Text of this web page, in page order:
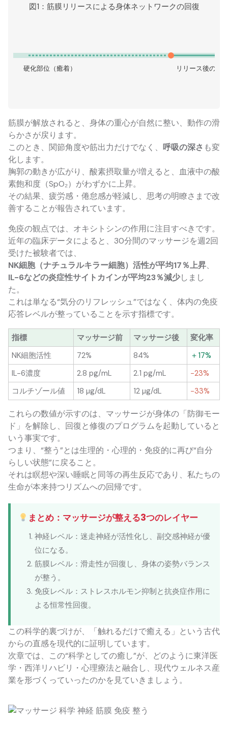
図1：筋膜リリースによる身体ネットワークの回復
硬化部位（癒着） リリース後の流
筋膜が解放されると、身体の重心が自然に整い、動作の滑
らかさが戻ります。
このとき、関節角度や筋出力だけでなく、 呼吸の深さ も変
化します。
胸郭の動きが広がり、酸素摂取量が増えると、血液中の酸
素飽和度（SpO₂）がわずかに上昇。
その結果、疲労感・倦怠感が軽減し、思考の明瞭さまで改
善することが報告されています。
免疫の観点では、オキシトシンの作用に注目すべきです。
近年の臨床データによると、30分間のマッサージを週2回
受けた被験者では、
NK細胞（ナチュラルキラー細胞）活性が平均17％上昇、
IL-6などの炎症性サイトカインが平均23％減少しまし
た。
これは単なる“気分のリフレッシュ”ではなく、体内の免疫
応答レベルが整っていることを示す指標です。
指標 マッサージ前 マッサージ後
変化率
NK細胞活性
72% 84%
＋17%
IL-6濃度
2.8 pg/mL 2.1 pg/mL
−23%
コルチゾール値
18 µg/dL 12 µg/dL −33%
これらの数値が示すのは、マッサージが身体の「防御モー
ド」を解除し、回復と修復のプログラムを起動していると
いう事実です。
つまり、“整う”とは生理的・心理的・免疫的に再び“自分
らしい状態”に戻ること。
それは瞑想や深い睡眠と同等の再生反応であり、私たちの
生命が本来持つリズムへの回帰です。
まとめ：マッサージが整える3つのレイヤー
神経レベル：迷走神経が活性化し、副交感神経が優
位になる。
筋膜レベル：滑走性が回復し、身体の姿勢バランス
が整う。
免疫レベル：ストレスホルモン抑制と抗炎症作用に
よる恒常性回復。
この科学的裏づけが、「触れるだけで癒える」という古代
からの直感を現代的に証明しています。
次章では、この“科学としての癒し”が、どのように東洋医
学・西洋リハビリ・心理療法と融合し、現代ウェルネス産
業を形づくっていったのかを見ていきましょう。